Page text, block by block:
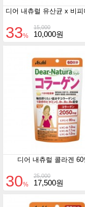
15,000
33% 10,000원
디어 내츄럴 콜라겐 60
25,000
30% 17,500원